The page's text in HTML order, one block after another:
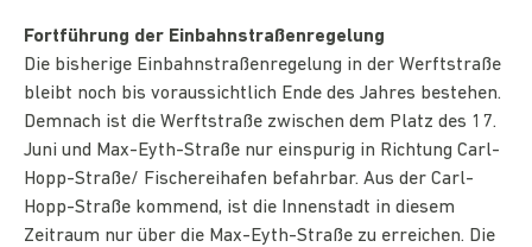
Fortführung der Einbahnstraßenregelung
Die bisherige Einbahnstraßenregelung in der Werftstraße
bleibt noch bis voraussichtlich Ende des Jahres bestehen.
Demnach ist die Werftstraße zwischen dem Platz des 17.
Juni und Max-Eyth-Straße nur einspurig in Richtung Carl-
Hopp-Straße/ Fischereihafen befahrbar. Aus der Carl-
Hopp-Straße kommend, ist die Innenstadt in diesem
Zeitraum nur über die Max-Eyth-Straße zu erreichen. Die